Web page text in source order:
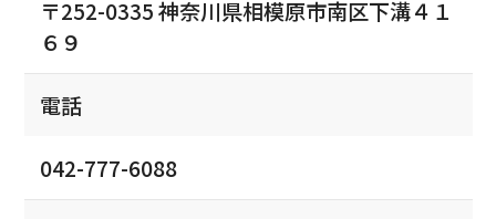
〒252-0335 神奈川県相模原市南区下溝４１
６９
電話
042-777-6088